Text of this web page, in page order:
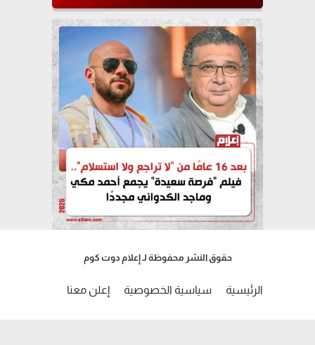
حقوق النشر محفوظة لـ إعلام دوت كوم
الرئيسية سياسية الخصوصية إعلن معنا